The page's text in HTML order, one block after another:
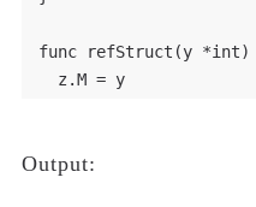
func refStruct(y
  z.M = y
Output: